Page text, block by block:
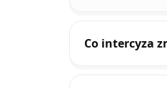
Co intercyza